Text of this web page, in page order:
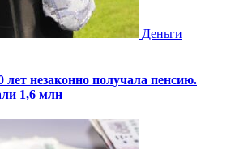
Деньги
лет незаконно получала пенсию.
1,6 млн